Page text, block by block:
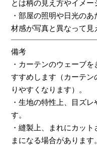
とは柄の見え方やイメー
・部屋の照明や日光の
材感が写真と異なって見
備考
・カーテンのウェーブ
すすめします（カーテン
りやすくなります）。
・生地の特性上、目ズ
す。
・縫製上、まれにカッ
まになる場合があります